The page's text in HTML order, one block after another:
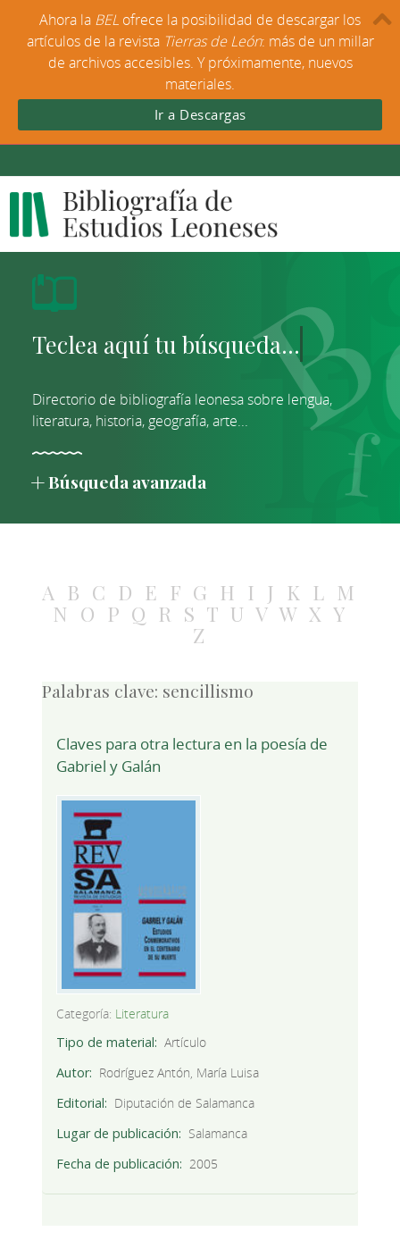
Directorio de bibliografía leonesa sobre lengua,
literatura, historia, geografía, arte...
Búsqueda avanzada
A B C D E F G H I J K L M
N O P Q R S T U V W X Y
Z
Palabras clave: sencillismo
Claves para otra lectura en la poesía de
Gabriel y Galán
Categoría: Literatura
Tipo de material
Artículo
Autor
Rodríguez Antón, María Luisa
Editorial
Diputación de Salamanca
Lugar de publicación
Salamanca
Fecha de publicación
2005
Ahora la BEL ofrece la posibilidad de descargar los
artículos de la revista Tierras de León: más de un millar
de archivos accesibles. Y próximamente, nuevos
materiales.
Ir a Descargas